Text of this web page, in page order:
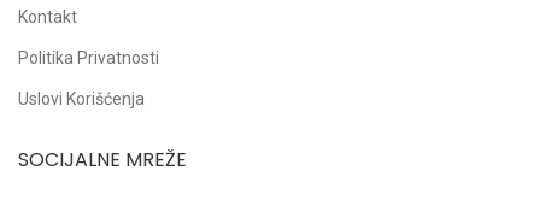
Kontakt
Politika Privatnosti
Uslovi Korišćenja
SOCIJALNE MREŽE